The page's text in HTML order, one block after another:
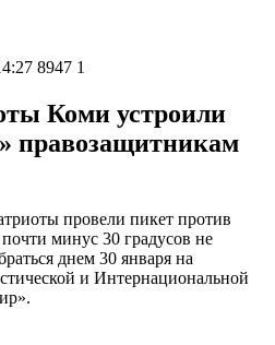
8947 1
Коми устроили
правозащитникам
провели пикет против
минус 30 градусов не
днем 30 января на
и Интернациональной